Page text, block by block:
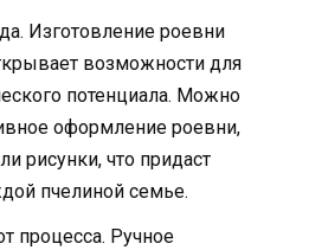
Изготовление роевни
возможности для
потенциала. Можно
оформление роевни,
рисунки, что придаст
пчелиной семье.
процесса. Ручное